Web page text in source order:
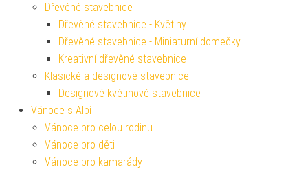
Dřevěné stavebnice
Dřevěné stavebnice - Květiny
Dřevěné stavebnice - Miniaturní domečky
Kreativní dřevěné stavebnice
Klasické a designové stavebnice
Designové květinové stavebnice
Vánoce s Albi
Vánoce pro celou rodinu
Vánoce pro děti
Vánoce pro kamarády